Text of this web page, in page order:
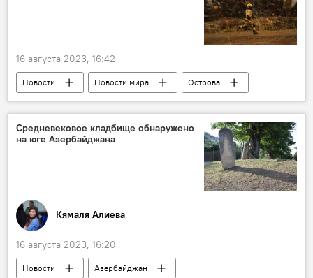
16 августа 2023, 16:42
Новости Новости мира
Острова
Курорт
Лесные пожары
Средневековое кладбище обнаружено
на юге Азербайджана
Кямаля Алиева
16 августа 2023, 16:20
Новости
Азербайджан